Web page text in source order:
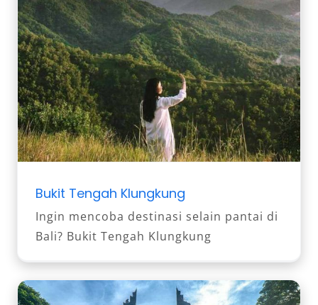
Bukit Tengah Klungkung
Ingin mencoba destinasi selain pantai di
Bali? Bukit Tengah Klungkung